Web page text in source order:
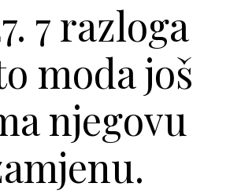
7 razloga
moda još
njegovu